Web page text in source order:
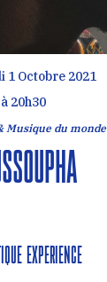
1 Octobre 2021
à 20h30
Musique du monde
Experience